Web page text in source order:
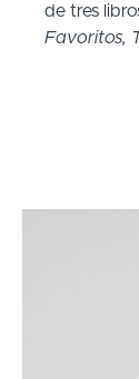
de tres
Favoritos,